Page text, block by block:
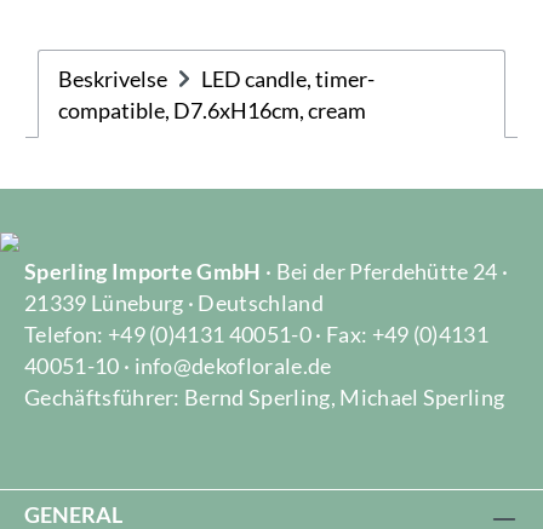
Beskrivelse
LED candle, timer-
compatible, D7.6xH16cm, cream
Sperling Importe GmbH · Bei der Pferdehütte 24 ·
21339 Lüneburg · Deutschland
Telefon: +49 (0)4131 40051-0 · Fax: +49 (0)4131
40051-10 · info@dekoflorale.de
Gechäftsführer: Bernd Sperling, Michael Sperling
GENERAL